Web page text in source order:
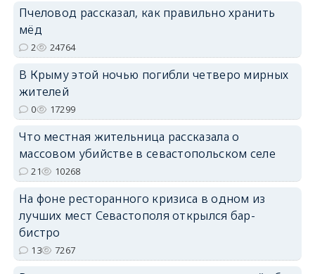
Пчеловод рассказал, как правильно хранить
мёд
2 24764
В Крыму этой ночью погибли четверо мирных
жителей
0 17299
Что местная жительница рассказала о
массовом убийстве в севастопольском селе
21 10268
На фоне ресторанного кризиса в одном из
лучших мест Севастополя открылся бар-
бистро
13 7267